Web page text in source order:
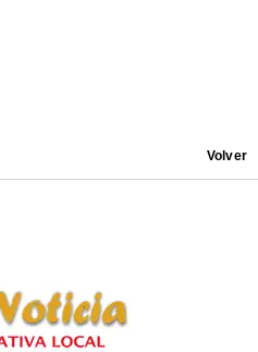
Volver